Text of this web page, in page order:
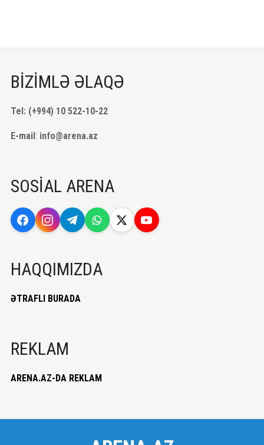
BİZİMLƏ ƏLAQƏ
Tel: (+994) 10 522-10-22
E-mail : info@arena.az
SOSİAL ARENA
HAQQIMIZDA
ƏTRAFLI BURADA
REKLAM
ARENA.AZ-DA REKLAM